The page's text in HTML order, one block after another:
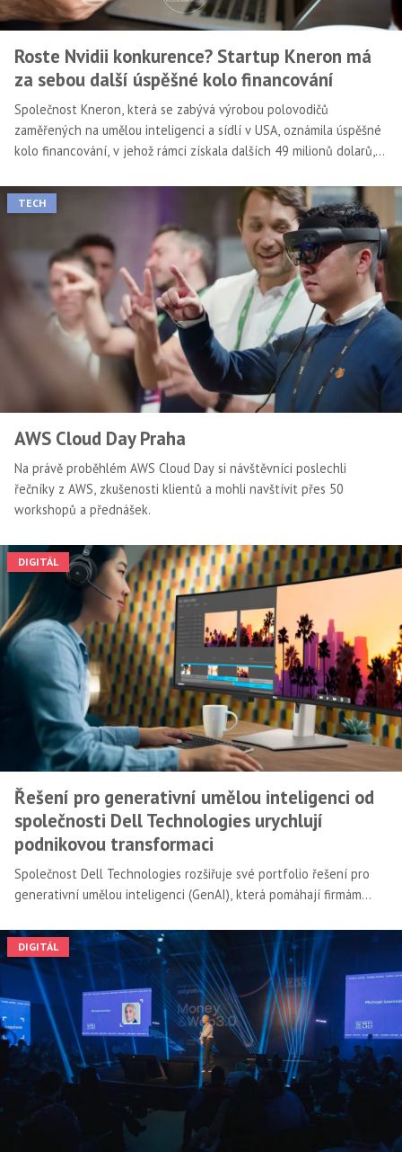
Roste Nvidii konkurence? Startup Kneron má
za sebou další úspěšné kolo financování
Společnost Kneron, která se zabývá výrobou polovodičů
zaměřených na umělou inteligenci a sídlí v USA, oznámila úspěšné
kolo financování, v jehož rámci získala dalších 49 milionů dolarů,
TECH
AWS Cloud Day Praha
Na právě proběhlém AWS Cloud Day si návštěvníci poslechli
řečníky z AWS, zkušenosti klientů a mohli navštívit přes 50
workshopů a přednášek.
DIGITÁL
Řešení pro generativní umělou inteligenci od
společnosti Dell Technologies urychlují
podnikovou transformaci
Společnost Dell Technologies rozšiřuje své portfolio řešení pro
generativní umělou inteligenci (GenAI), která pomáhají firmám
generativní umělé inteligence díky chytřejšímu sběru dat,
multicloudovému přístupu a profesionálním službám.
DIGITÁL